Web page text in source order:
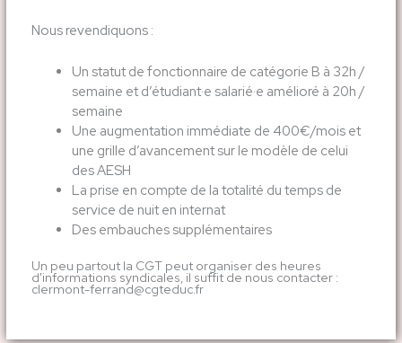
Nous revendiquons :
Un statut de fonctionnaire de catégorie B à 32h /
semaine et d’étudiant·e salarié·e amélioré à 20h /
semaine
Une augmentation immédiate de 400€/mois et
une grille d’avancement sur le modèle de celui
des AESH
La prise en compte de la totalité du temps de
service de nuit en internat
Des embauches supplémentaires
Un peu partout la CGT peut organiser des heures
d'informations syndicales, il suffit de nous contacter :
clermont-ferrand@cgteduc.fr